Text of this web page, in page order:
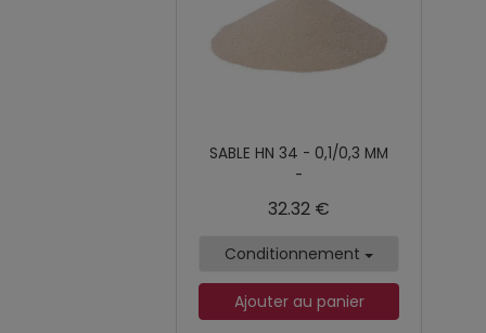
SABLE HN 34 - 0,1/0,3 MM
-
32.32 €
Conditionnement
Ajouter au panier